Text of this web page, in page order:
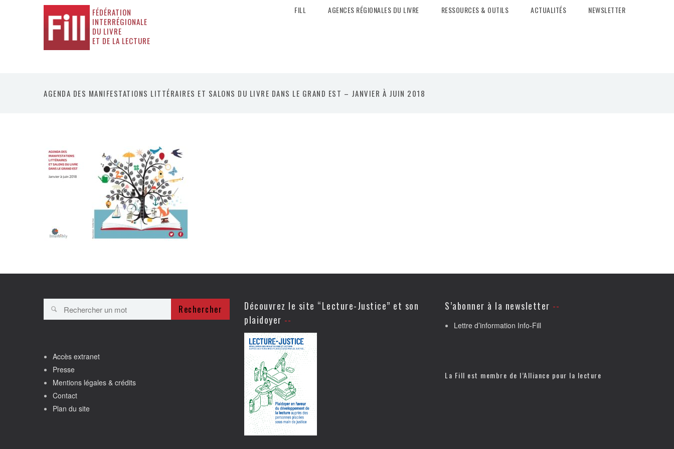
FÉDÉRATION
INTERRÉGIONALE
DU LIVRE
ET DE LA LECTURE
FILL AGENCES RÉGIONALES DU LIVRE RESSOURCES & OUTILS ACTUALITÉS NEWSLETTER
AGENDA DES MANIFESTATIONS LITTÉRAIRES ET SALONS DU LIVRE DANS LE GRAND EST – JANVIER À JUIN 2018
Rechercher
Accès extranet
Presse
Mentions légales & crédits
Contact
Plan du site
Découvrez le site “Lecture-Justice” et son
plaidoyer
S’abonner à la newsletter
Lettre d’information Info-Fill
La Fill est membre de l’Alliance pour la lecture